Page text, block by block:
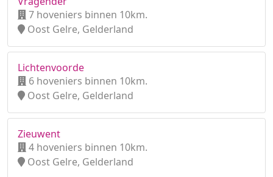
7 hoveniers binnen 10km.
Oost Gelre, Gelderland
Lichtenvoorde
6 hoveniers binnen 10km.
Oost Gelre, Gelderland
Zieuwent
4 hoveniers binnen 10km.
Oost Gelre, Gelderland